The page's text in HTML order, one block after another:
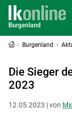
Burgenland
Die Sieger
2023
12.05.2023 | von